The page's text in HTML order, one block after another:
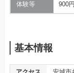
体験等 900円
基本情報